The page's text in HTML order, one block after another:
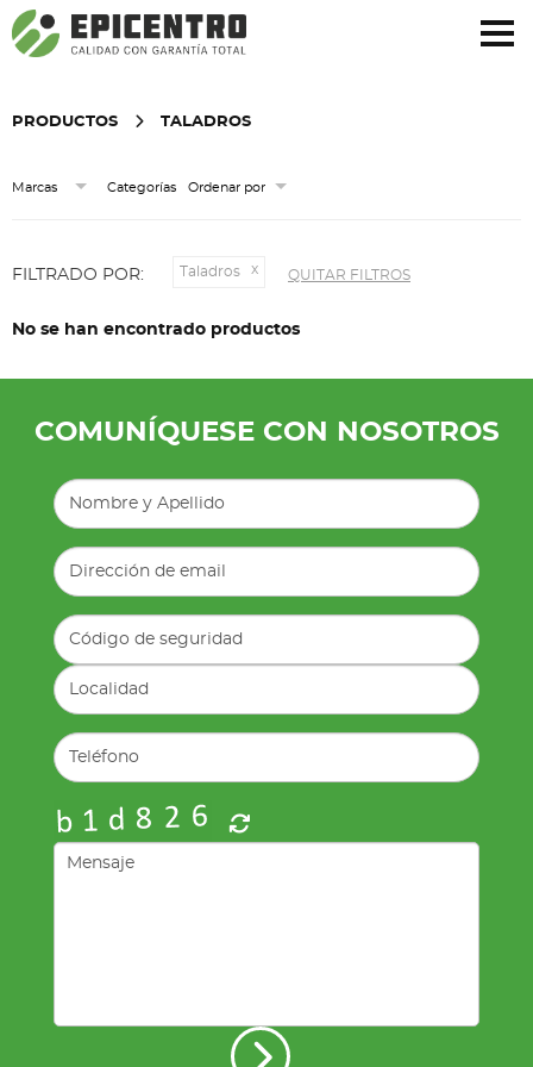
¿Olvidó su contraseña?Regístrese aquí
PRODUCTOS TALADROS
Marcas Categorías Ordenar por
FILTRADO POR: Taladros QUITAR FILTROS
No se han encontrado productos
COMUNÍQUESE CON NOSOTROS